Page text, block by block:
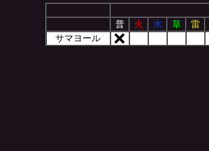
普 火 水 草
雷
サマヨール